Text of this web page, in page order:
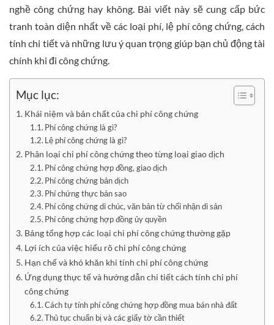
nghề công chứng hay không. Bài viết này sẽ cung cấp bức
tranh toàn diện nhất về các loại phí, lệ phí công chứng, cách
tính chi tiết và những lưu ý quan trọng giúp bạn chủ động tài
chính khi đi công chứng.
Mục lục:
Khái niệm và bản chất của chi phí công chứng
Phí công chứng là gì?
Lệ phí công chứng là gì?
Phân loại chi phí công chứng theo từng loại giao dịch
Phí công chứng hợp đồng, giao dịch
Phí công chứng bản dịch
Phí chứng thực bản sao
Phí công chứng di chúc, văn bản từ chối nhận di sản
Phí công chứng hợp đồng ủy quyền
Bảng tổng hợp các loại chi phí công chứng thường gặp
Lợi ích của việc hiểu rõ chi phí công chứng
Hạn chế và khó khăn khi tính chi phí công chứng
Ứng dụng thực tế và hướng dẫn chi tiết cách tính chi phí
công chứng
Cách tự tính phí công chứng hợp đồng mua bán nhà đất
Thủ tục chuẩn bị và các giấy tờ cần thiết